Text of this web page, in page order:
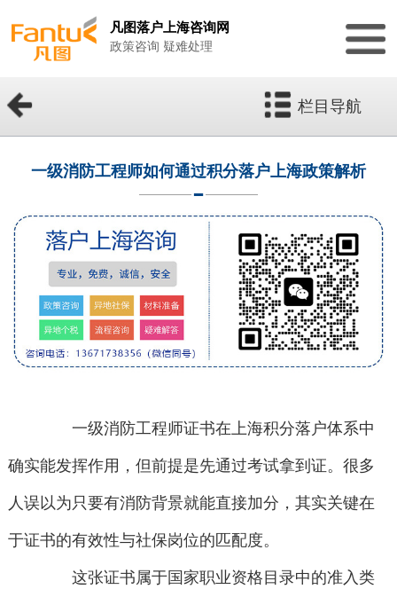
凡图落户上海咨询网
政策咨询 疑难处理
栏目导航
一级消防工程师如何通过积分落户上海政策解析
一级消防工程师证书在上海积分落户体系中
确实能发挥作用，但前提是先通过考试拿到证。很多
人误以为只要有消防背景就能直接加分，其实关键在
于证书的有效性与社保岗位的匹配度。
这张证书属于国家职业资格目录中的准入类